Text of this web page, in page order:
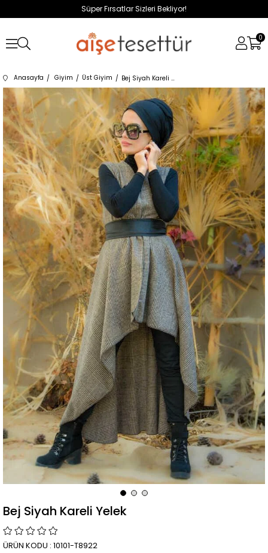
Süper Fırsatlar Sizleri Bekliyor!
0
Anasayfa Giyim Üst Giyim Bej Siyah Kareli Yelek
Bej Siyah Kareli Yelek
ÜRÜN KODU : 10101-T8922